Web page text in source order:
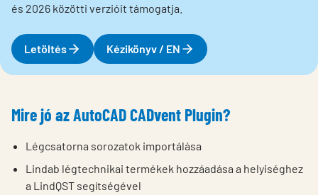
és 2026 közötti verzióit támogatja.
Letöltés Kézikönyv / EN
Mire jó az AutoCAD CADvent Plugin?
Légcsatorna sorozatok importálása
Lindab légtechnikai termékek hozzáadása a helyiséghez
a LindQST segítségével